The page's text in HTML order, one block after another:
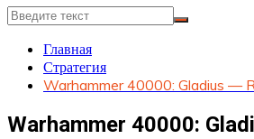
Главная
Стратегия
Warhammer 40000: Gladius —
Warhammer 40000: